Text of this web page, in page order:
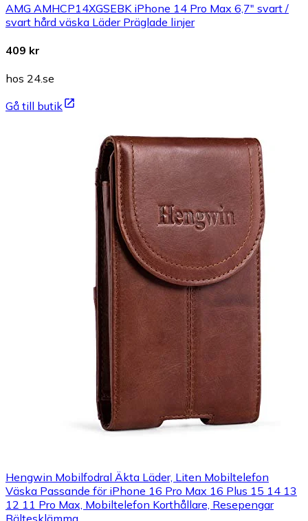
AMG AMHCP14XGSEBK iPhone 14 Pro Max 6,7" svart /
svart hård väska Läder Präglade linjer
409 kr
hos 24.se
Gå till butik
Hengwin Mobilfodral Äkta Läder, Liten Mobiltelefon
Väska Passande för iPhone 16 Pro Max 16 Plus 15 14 13
12 11 Pro Max, Mobiltelefon Korthållare, Resepengar